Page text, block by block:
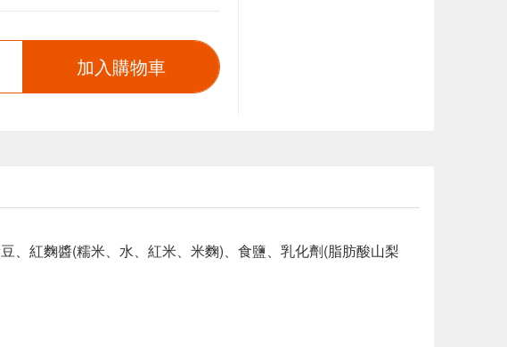
加入購物車
、紅麴醬(糯米、水、紅米、米麴)、食鹽、乳化劑(脂肪酸山梨